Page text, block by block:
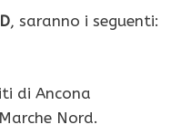
, saranno i seguenti:
di Ancona
Nord.